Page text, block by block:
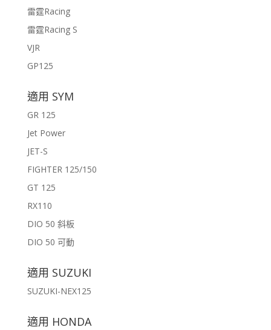
雷霆Racing
雷霆Racing S
VJR
GP125
適用 SYM
GR 125
Jet Power
JET-S
FIGHTER 125/150
GT 125
RX110
DIO 50 斜板
DIO 50 可動
適用 SUZUKI
SUZUKI-NEX125
適用 HONDA